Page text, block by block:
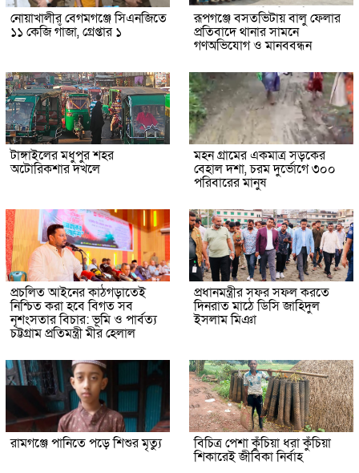
নোয়াখালীর বেগমগঞ্জে সিএনজিতে
১১ কেজি গাঁজা, গ্রেপ্তার ১
রূপগঞ্জে বসতভিটায় বালু ফেলার
প্রতিবাদে থানার সামনে
গণঅভিযোগ ও মানববন্ধন
টাঙ্গাইলের মধুপুর শহর
অটোরিকশার দখলে
মহন গ্রামের একমাত্র সড়কের
বেহাল দশা, চরম দুর্ভোগে ৩০০
পরিবারের মানুষ
প্রচলিত আইনের কাঠগড়াতেই
নিশ্চিত করা হবে বিগত সব
নৃশংসতার বিচার: ভূমি ও পার্বত্য
চট্টগ্রাম প্রতিমন্ত্রী মীর হেলাল
প্রধানমন্ত্রীর সফর সফল করতে
দিনরাত মাঠে ডিসি জাহিদুল
ইসলাম মিঞা
রামগঞ্জে পানিতে পড়ে শিশুর মৃত্যু বিচিত্র পেশা কুঁচিয়া ধরা কুঁচিয়া
শিকারেই জীবিকা নির্বাহ